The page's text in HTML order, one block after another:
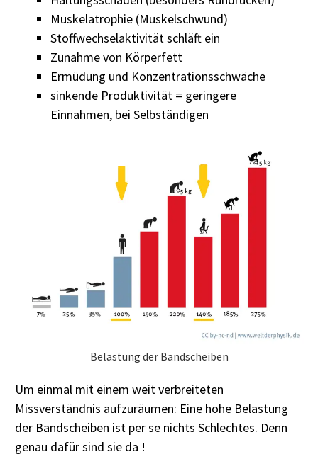
Muskelatrophie (Muskelschwund)
Stoffwechselaktivität schläft ein
Zunahme von Körperfett
Ermüdung und Konzentrationsschwäche
sinkende Produktivität = geringere
Einnahmen, bei Selbständigen
Belastung der Bandscheiben
Um einmal mit einem weit verbreiteten
Missverständnis aufzuräumen: Eine hohe Belastung
der Bandscheiben ist per se nichts Schlechtes. Denn
genau dafür sind sie da !